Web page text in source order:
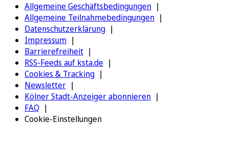
Allgemeine Geschäftsbedingungen
Allgemeine Teilnahmebedingungen
Datenschutzerklärung
Impressum
Barrierefreiheit
RSS-Feeds auf ksta.de
Cookies & Tracking
Newsletter
Kölner Stadt-Anzeiger abonnieren
FAQ
Cookie-Einstellungen